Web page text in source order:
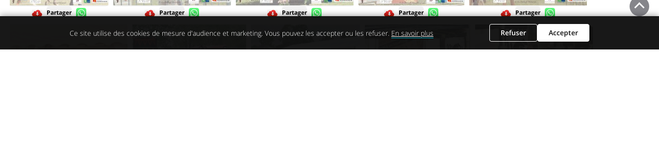
Partager Partager Partager Partager Partager
Ce site utilise des cookies de mesure d'audience et marketing. Vous pouvez les accepter ou les refuser. En savoir plus Refuser Accepter